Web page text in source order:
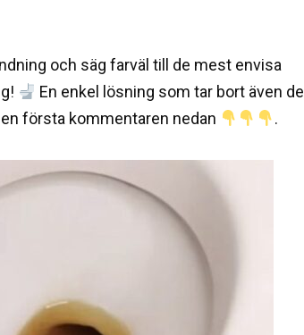
och säg farväl till de mest envisa
En enkel lösning som tar bort även de
första kommentaren nedan .